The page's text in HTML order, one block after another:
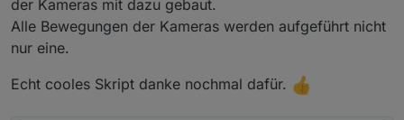
der Kameras mit dazu gebaut.
Alle Bewegungen der Kameras werden aufgeführt nicht
nur eine.
Echt cooles Skript danke nochmal dafür.